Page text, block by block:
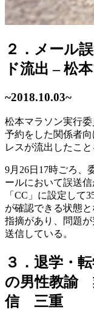
２．メール
ド流出 – 松
~2018.10.03~
松本マラソン実行
予約をした関係者
レスが流出したこと
9月26日17時ごろ、
ールにおいて誤送
「CC」に設定して
が確認できる状態
指摘があり、問題
送信している。
３．退学・
の男性教諭
信 三重